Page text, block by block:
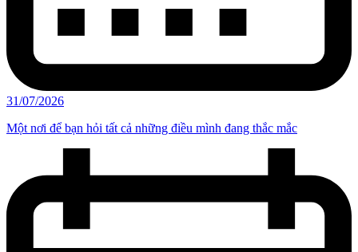
31/07/2026
Một nơi để bạn hỏi tất cả những điều mình đang thắc mắc